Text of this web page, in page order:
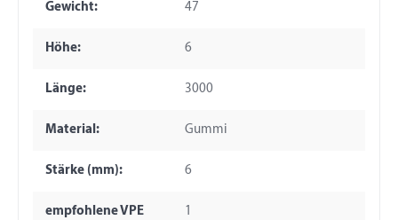
Gewicht: 47
Höhe: 6
Länge: 3000
Material: Gummi
Stärke (mm): 6
empfohlene VPE 1